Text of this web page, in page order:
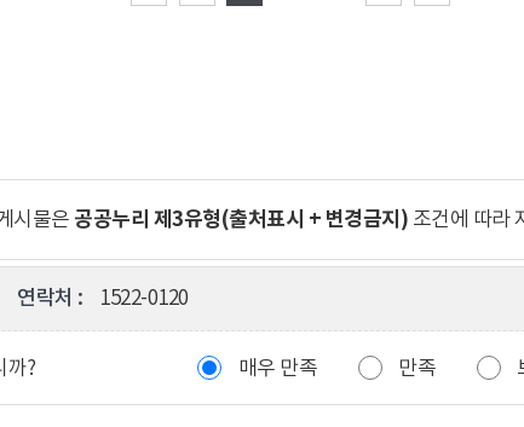
시물은 공공누리 제3유형(출처표시 + 변경금지) 조건에 따라
연락처 : 1522-0120
까? 매우 만족 만족